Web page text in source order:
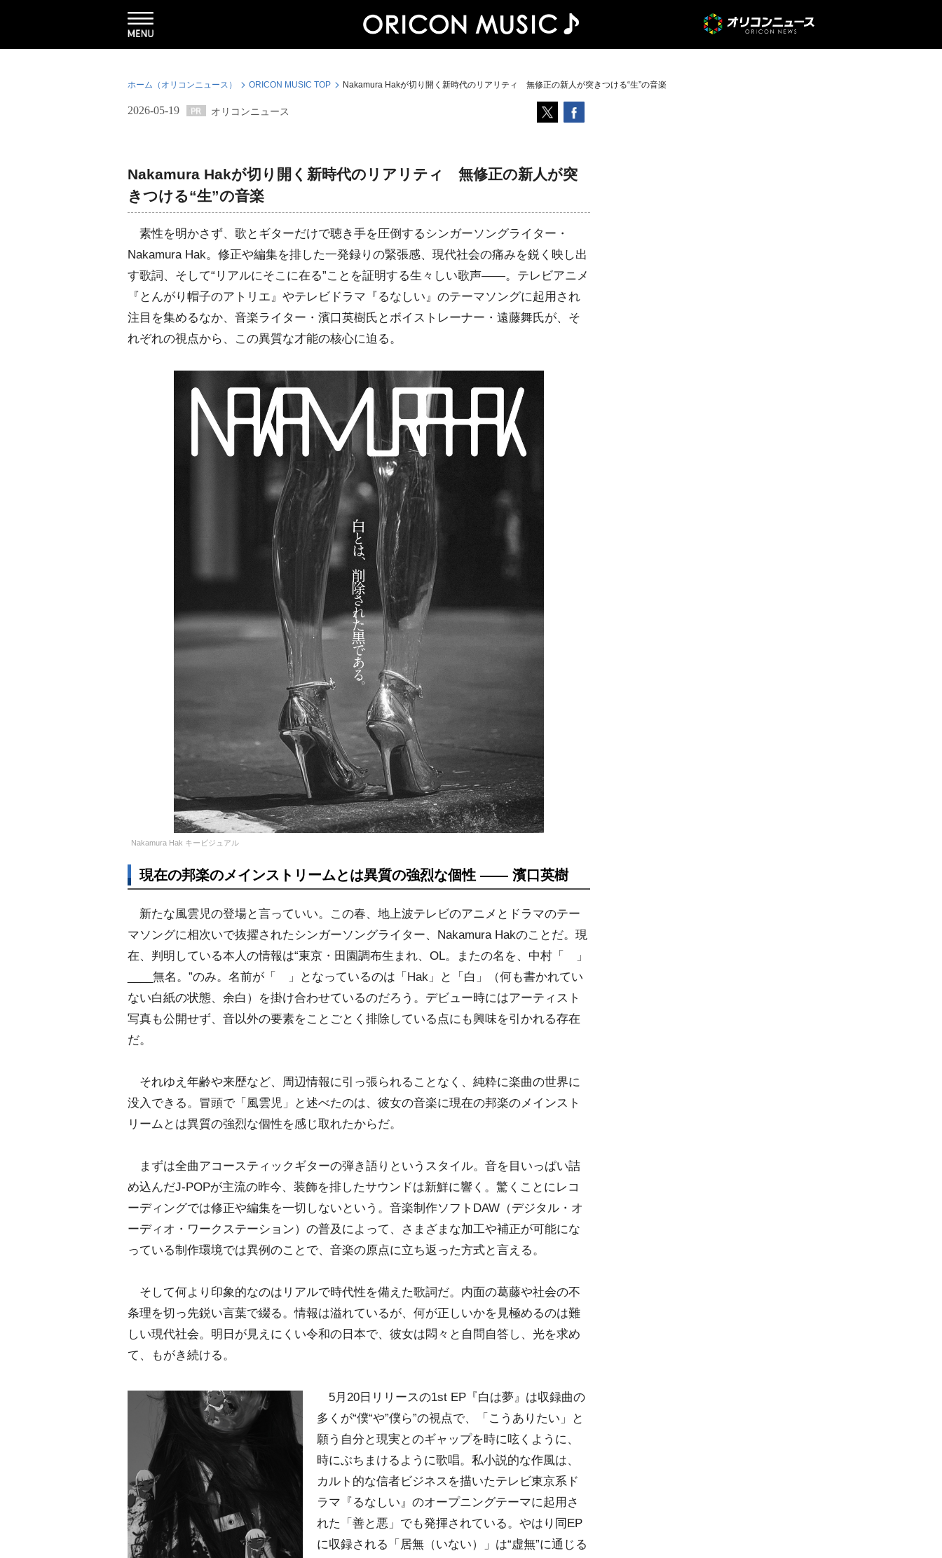
ホーム（オリコンニュース） ORICON MUSIC TOP Nakamura Hakが切り開く新時代のリアリティ 無修正の新人が突きつける“生”の音楽
2026-05-19 オリコンニュース
Nakamura Hakが切り開く新時代のリアリティ 無修正の新人が突
きつける“生”の音楽
素性を明かさず、歌とギターだけで聴き手を圧倒するシンガーソングライター・
Nakamura Hak。修正や編集を排した一発録りの緊張感、現代社会の痛みを鋭く映し出
す歌詞、そして“リアルにそこに在る”ことを証明する生々しい歌声――。テレビアニメ
『とんがり帽子のアトリエ』やテレビドラマ『るなしい』のテーマソングに起用され
注目を集めるなか、音楽ライター・濱口英樹氏とボイストレーナー・遠藤舞氏が、そ
れぞれの視点から、この異質な才能の核心に迫る。
Nakamura Hak キービジュアル
現在の邦楽のメインストリームとは異質の強烈な個性 ―― 濱口英樹
新たな風雲児の登場と言っていい。この春、地上波テレビのアニメとドラマのテー
マソングに相次いで抜擢されたシンガーソングライター、Nakamura Hakのことだ。現
在、判明している本人の情報は“東京・田園調布生まれ、OL。またの名を、中村「 」
____無名。”のみ。名前が「 」となっているのは「Hak」と「白」（何も書かれてい
ない白紙の状態、余白）を掛け合わせているのだろう。デビュー時にはアーティスト
写真も公開せず、音以外の要素をことごとく排除している点にも興味を引かれる存在
だ。
それゆえ年齢や来歴など、周辺情報に引っ張られることなく、純粋に楽曲の世界に
没入できる。冒頭で「風雲児」と述べたのは、彼女の音楽に現在の邦楽のメインスト
リームとは異質の強烈な個性を感じ取れたからだ。
まずは全曲アコースティックギターの弾き語りというスタイル。音を目いっぱい詰
め込んだJ-POPが主流の昨今、装飾を排したサウンドは新鮮に響く。驚くことにレコ
ーディングでは修正や編集を一切しないという。音楽制作ソフトDAW（デジタル・オ
ーディオ・ワークステーション）の普及によって、さまざまな加工や補正が可能にな
っている制作環境では異例のことで、音楽の原点に立ち返った方式と言える。
そして何より印象的なのはリアルで時代性を備えた歌詞だ。内面の葛藤や社会の不
条理を切っ先鋭い言葉で綴る。情報は溢れているが、何が正しいかを見極めるのは難
しい現代社会。明日が見えにくい令和の日本で、彼女は悶々と自問自答し、光を求め
て、もがき続ける。
5月20日リリースの1st EP『白は夢』は収録曲の
多くが“僕“や”僕ら”の視点で、「こうありたい」と
願う自分と現実とのギャップを時に呟くように、
時にぶちまけるように歌唱。私小説的な作風は、
カルト的な信者ビジネスを描いたテレビ東京系ド
ラマ『るなしい』のオープニングテーマに起用さ
れた「善と悪」でも発揮されている。やはり同EP
に収録される「居無（いない）」は“虚無”に通じる